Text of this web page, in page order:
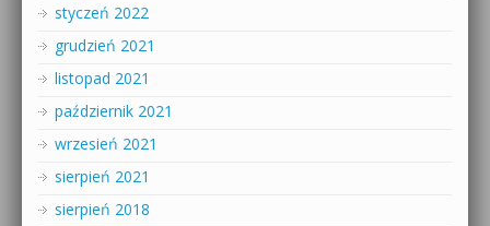
styczeń 2022
grudzień 2021
listopad 2021
październik 2021
wrzesień 2021
sierpień 2021
sierpień 2018